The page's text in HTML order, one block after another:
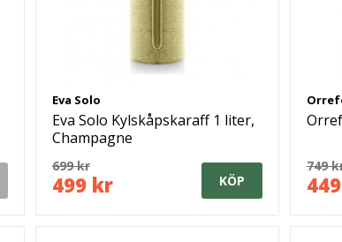
Eva Solo
Eva Solo Kylskåpskaraff 1 liter,
Champagne
699 kr
499 kr KÖP
749